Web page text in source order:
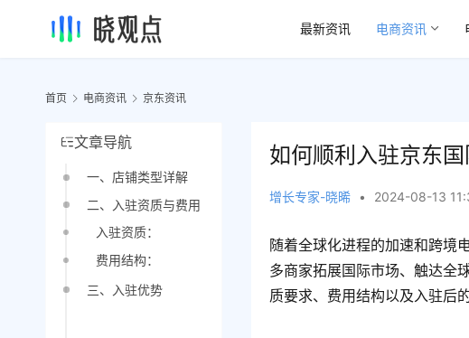
最新资讯 电商资讯
首页 电商资讯 京东资讯
文章导航
一、店铺类型详解
二、入驻资质与费用
入驻资质：
费用结构：
三、入驻优势
如何顺利入驻京东国
增长专家-晓晞 • 2024-08-13
随着全球化进程的加速和跨境
多商家拓展国际市场、触达全
质要求、费用结构以及入驻后